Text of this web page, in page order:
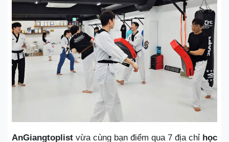
AnGiangtoplist vừa cùng bạn điểm qua 7 địa chỉ học